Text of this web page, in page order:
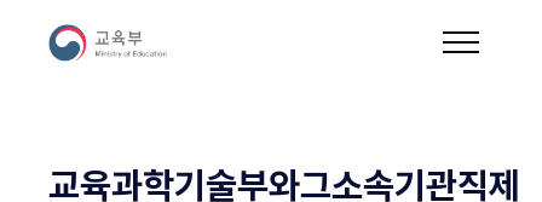
교육과학기술부와그소속기관직제